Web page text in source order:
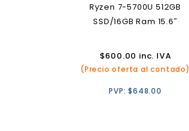
Ryzen 7-5700U 512GB
SSD/16GB Ram 15.6″
$600.00 inc. IVA
(Precio oferta al contado)
PVP:$648.00